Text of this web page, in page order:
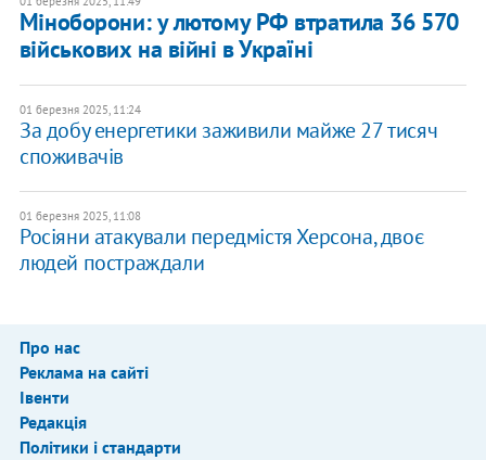
Міноборони: у лютому РФ втратила 36 570
військових на війні в Україні
01 березня 2025, 11:24
За добу енергетики заживили майже 27 тисяч
споживачів
01 березня 2025, 11:08
Росіяни атакували передмістя Херсона, двоє
людей постраждали
Про нас
Реклама на сайті
Івенти
Редакція
Політики і стандарти